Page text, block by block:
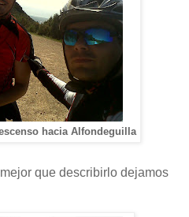
hacia Alfondeguilla
que describirlo dejamos